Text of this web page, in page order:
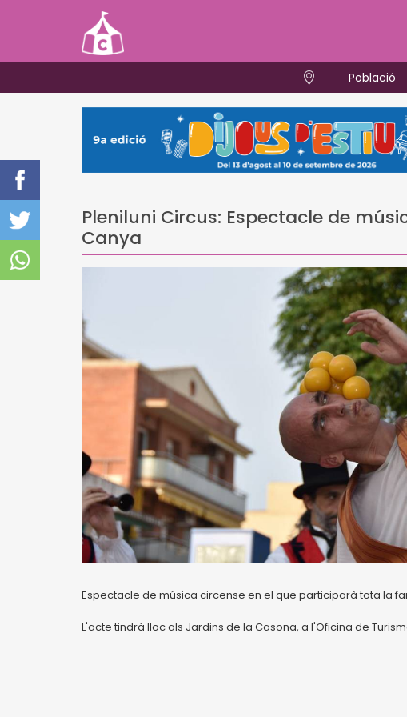
Població
Pleniluni Circus: Espectacle de
Canya
Espectacle de música circense en el que participarà tota la
L'acte tindrà lloc als Jardins de la Casona, a l'Oficina de